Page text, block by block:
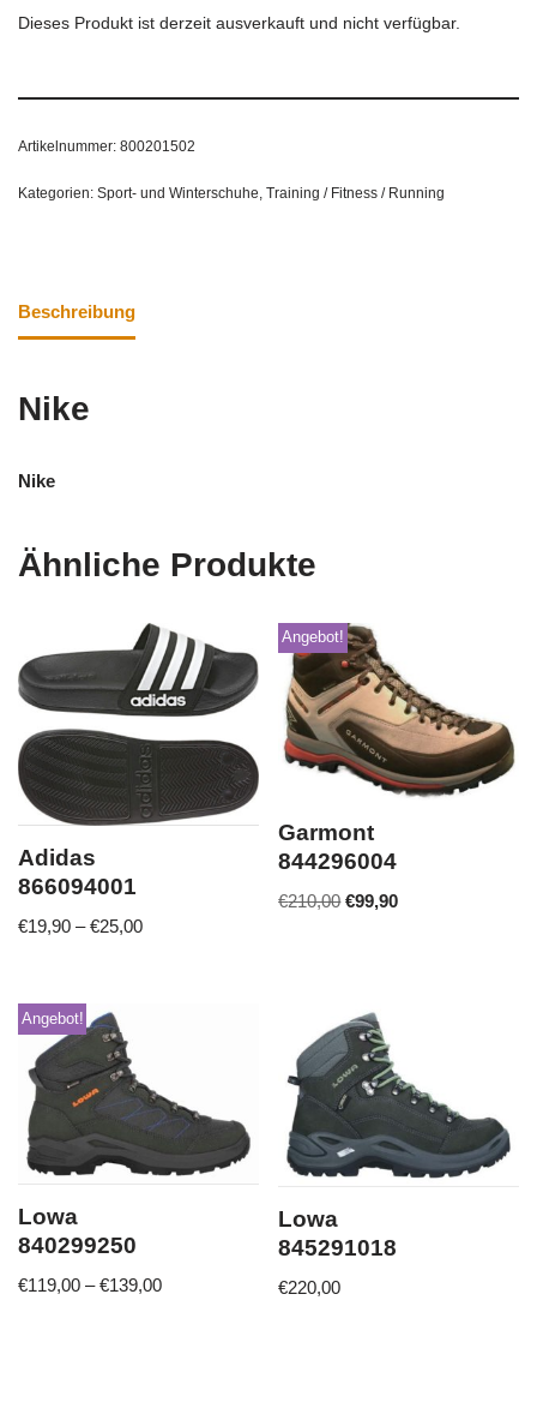
Dieses Produkt ist derzeit ausverkauft und nicht verfügbar.
Artikelnummer: 800201502
Kategorien: Sport- und Winterschuhe Training / Fitness / Running
Beschreibung
Nike
Nike
Ähnliche Produkte
Adidas
866094001
€19,90 –€25,00
Angebot!
Garmont
844296004
€210,00 €99,90
Angebot!
Lowa
840299250
€119,00 –€139,00
Lowa
845291018
€220,00